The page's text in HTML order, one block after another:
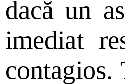
dacă un
imediat
contagios.